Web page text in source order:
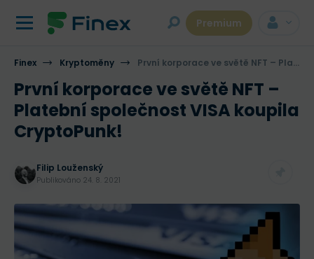
Premium
Finex Kryptoměny První korporace ve světě NFT – Platební společnost VISA koupila CryptoPunk!
První korporace ve světě NFT –
Platební společnost VISA koupila
CryptoPunk!
Filip Louženský
Publikováno 24. 8. 2021